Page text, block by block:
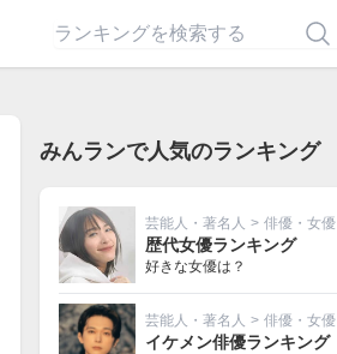
みんランで人気のランキング
芸能人・著名人 > 俳優・女優
歴代女優ランキング
好きな女優は？
芸能人・著名人 > 俳優・女優
イケメン俳優ランキング